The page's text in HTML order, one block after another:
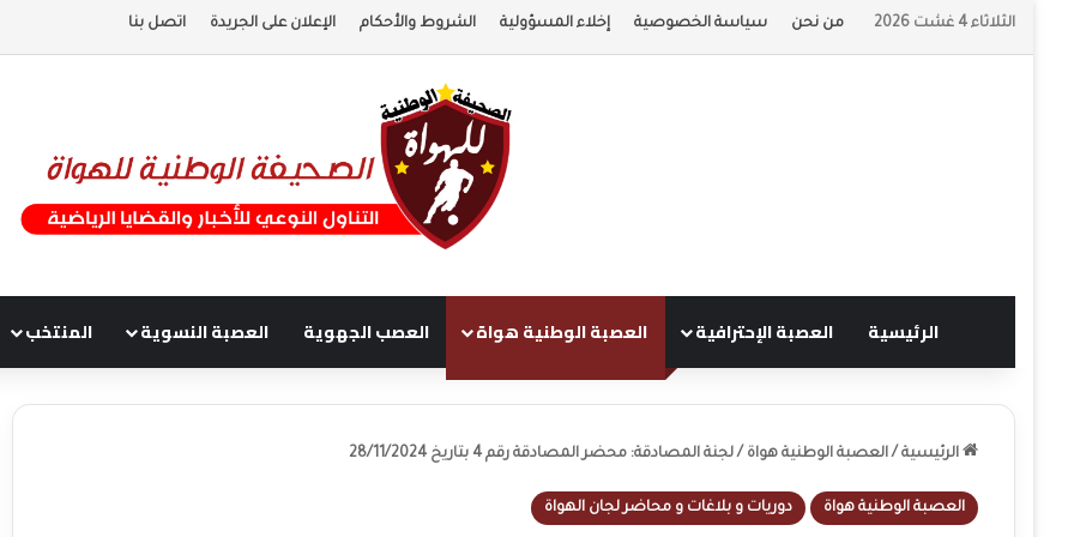
الثلاثاء 4 غشت 2026 من نحن سياسة الخصوصية إخلاء المسؤولية الشروط والأحكام الإعلان على الجريدة اتصل بنا
الرئيسية العصبة الإحترافية العصبة الوطنية هواة العصب الجهوية العصبة النسوية المنتخب
الرئيسية / العصبة الوطنية هواة / لجنة المصادقة: محضر المصادقة رقم 4 بتاريخ 28/11/2024
العصبة الوطنية هواة دوريات و بلاغات و محاضر لجان الهواة